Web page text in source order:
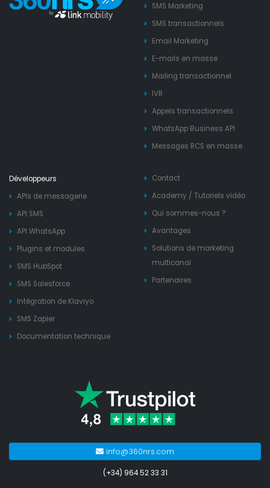
SMS Marketing
SMS transactionnels
Email Marketing
E-mails en masse
Mailing transactionnel
IVR
Appels transactionnels
WhatsApp Business API
Messages RCS en masse
Développeurs
APIs de messagerie
API SMS
API WhatsApp
Plugins et modules
SMS HubSpot
SMS Salesforce
Intégration de Klaviyo
SMS Zapier
Documentation technique
Contact
Academy / Tutoriels vidéo
Qui sommes-nous ?
Avantages
Solutions de marketing
multicanal
Partenaires
info@360nrs.com
(+34) 964 52 33 31